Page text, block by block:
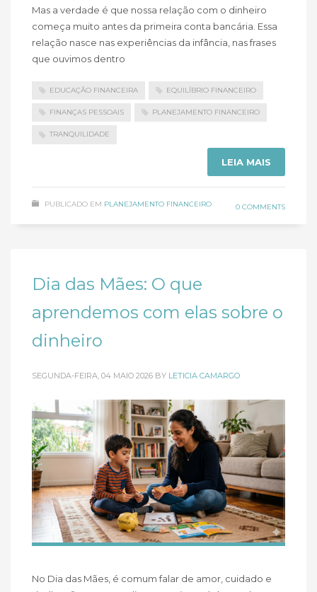
Mas a verdade é que nossa relação com o dinheiro
começa muito antes da primeira conta bancária. Essa
relação nasce nas experiências da infância, nas frases
que ouvimos dentro
EDUCAÇÃO FINANCEIRA EQUILÍBRIO FINANCEIRO
FINANÇAS PESSOAIS PLANEJAMENTO FINANCEIRO
TRANQUILIDADE
LEIA MAIS
PUBLICADO EM PLANEJAMENTO FINANCEIRO 0 COMMENTS
Dia das Mães: O que
aprendemos com elas sobre o
dinheiro
SEGUNDA-FEIRA, 04 MAIO 2026 BY LETICIA CAMARGO
No Dia das Mães, é comum falar de amor, cuidado e